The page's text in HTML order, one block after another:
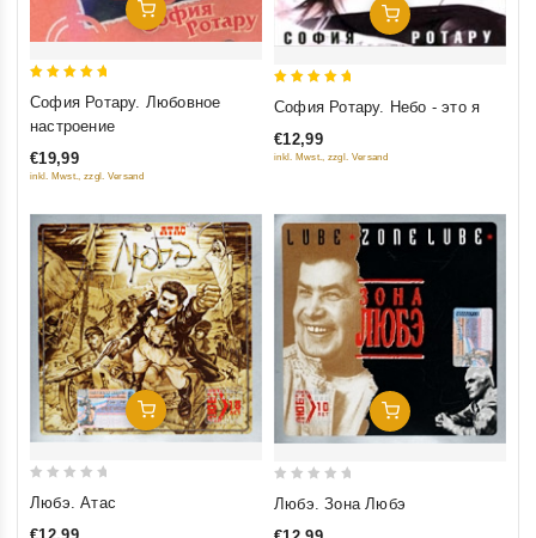
Добавить В Корзину
out of 5
София Ротару. Любовное
настроение
€19,99
inkl. Mwst., zzgl. Versand
Добавить В Корзину
out of 5
София Ротару. Небо - это я
€12,99
inkl. Mwst., zzgl. Versand
Добавить В Корзину
Любэ. Атас
Добавить В Корзину
Любэ. Зона Любэ